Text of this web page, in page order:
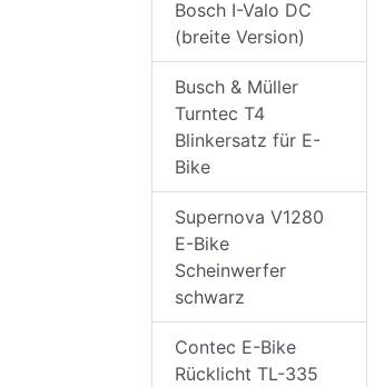
Bosch I-Valo DC
(breite Version)
Busch & Müller
Turntec T4
Blinkersatz für E-
Bike
Supernova V1280
E-Bike
Scheinwerfer
schwarz
Contec E-Bike
Rücklicht TL-335